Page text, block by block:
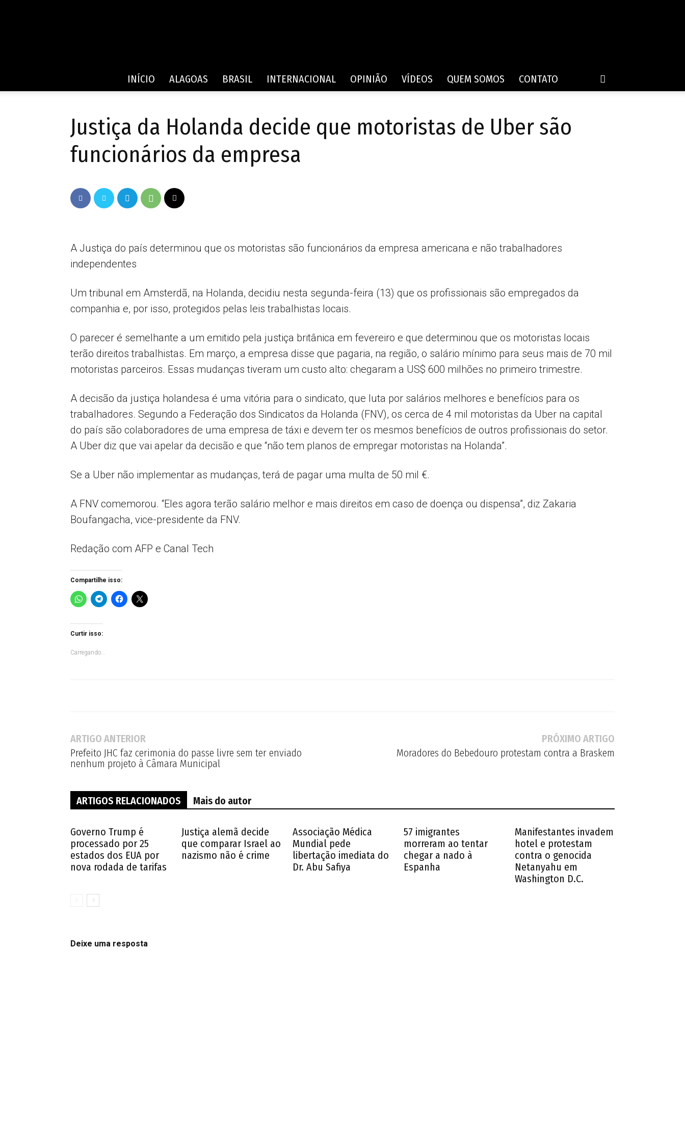
de
AL
INÍCIO ALAGOAS BRASIL INTERNACIONAL OPINIÃO VÍDEOS QUEM SOMOS CONTATO
Justiça da Holanda decide que motoristas de Uber são
funcionários da empresa
A Justiça do país determinou que os motoristas são funcionários da empresa americana e não trabalhadores
independentes
Um tribunal em Amsterdã, na Holanda, decidiu nesta segunda-feira (13) que os profissionais são empregados da
companhia e, por isso, protegidos pelas leis trabalhistas locais.
O parecer é semelhante a um emitido pela justiça britânica em fevereiro e que determinou que os motoristas locais
terão direitos trabalhistas. Em março, a empresa disse que pagaria, na região, o salário mínimo para seus mais de 70 mil
motoristas parceiros. Essas mudanças tiveram um custo alto: chegaram a US$ 600 milhões no primeiro trimestre.
A decisão da justiça holandesa é uma vitória para o sindicato, que luta por salários melhores e benefícios para os
trabalhadores. Segundo a Federação dos Sindicatos da Holanda (FNV), os cerca de 4 mil motoristas da Uber na capital
do país são colaboradores de uma empresa de táxi e devem ter os mesmos benefícios de outros profissionais do setor.
A Uber diz que vai apelar da decisão e que “não tem planos de empregar motoristas na Holanda”.
Se a Uber não implementar as mudanças, terá de pagar uma multa de 50 mil €.
A FNV comemorou. “Eles agora terão salário melhor e mais direitos em caso de doença ou dispensa”, diz Zakaria
Boufangacha, vice-presidente da FNV.
Redação com AFP e Canal Tech
Compartilhe isso:
Curtir isso:
Carregando...
ARTIGO ANTERIOR
Prefeito JHC faz cerimonia do passe livre sem ter enviado
nenhum projeto à Câmara Municipal
PRÓXIMO ARTIGO
Moradores do Bebedouro protestam contra a Braskem
ARTIGOS RELACIONADOS Mais do autor
Governo Trump é
processado por 25
estados dos EUA por
nova rodada de tarifas
Justiça alemã decide
que comparar Israel ao
nazismo não é crime
Associação Médica
Mundial pede
libertação imediata do
Dr. Abu Safiya
57 imigrantes
morreram ao tentar
chegar a nado à
Espanha
Manifestantes invadem
hotel e protestam
contra o genocida
Netanyahu em
Washington D.C.
Deixe uma resposta